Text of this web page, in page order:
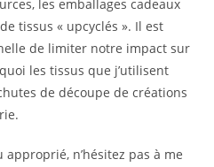
les emballages cadeaux
tissus « upcyclés ». Il est
de limiter notre impact sur
les tissus que j’utilisent
de découpe de créations
n’hésitez pas à me